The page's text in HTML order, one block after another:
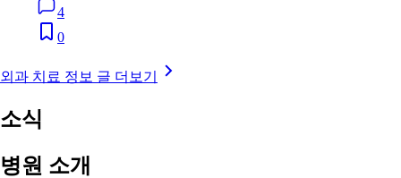
4
0
외과 치료 정보 글 더보기
소식
병원 소개